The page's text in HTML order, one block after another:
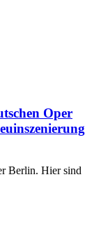
Oper
Berlin. Hier sind